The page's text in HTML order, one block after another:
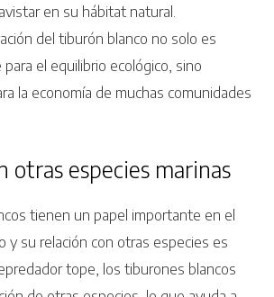
en su hábitat natural.
del tiburón blanco no solo es
el equilibrio ecológico, sino
la economía de muchas comunidades
otras especies marinas
tienen un papel importante en el
y su relación con otras especies es
tope, los tiburones blancos